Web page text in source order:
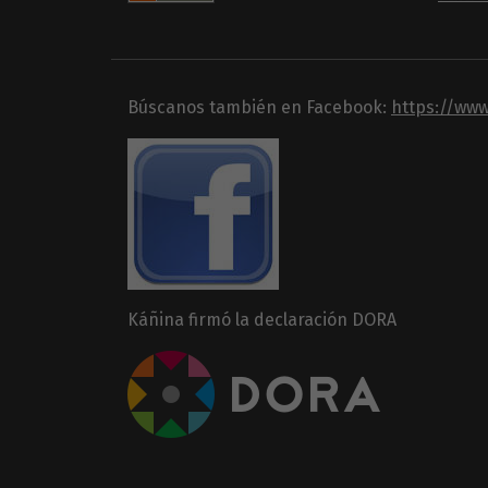
Búscanos también en Facebook: https://
Káñina firmó la declaración DORA